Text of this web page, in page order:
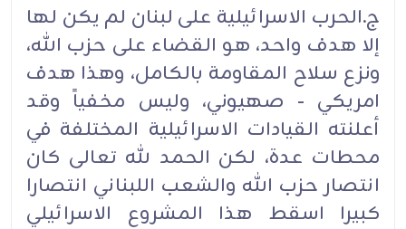
ج.الحرب الاسرائيلية على لبنان لم يكن لها
إلا هدف واحد، هو القضاء على حزب الله،
ونزع سلاح المقاومة بالكامل، وهذا هدف
امريكي - صهيوني، وليس مخفياً وقد
أعلنته القيادات الاسرائيلية المختلفة في
محطات عدة، لكن الحمد لله تعالى كان
انتصار حزب الله والشعب اللبناني انتصارا
كبيرا اسقط هذا المشروع الاسرائيلي